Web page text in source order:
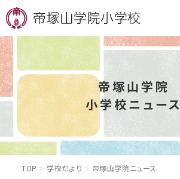
帝塚山学院
小学校ニュース
TOP 学校だより 帝塚山学院ニュース